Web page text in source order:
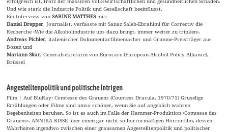
Und wie stark die Industrie Politik und Gesellschaft beeinflusst.
Ein Interview vonSABINE MATTHESmit:
Daniel Drepper, Journalist, verfasste mit Sanaz Saleh-Ebrahimi für Correctiv die
Recherche ›Wie die Alkoholindustrie uns dazu bringt, immer weiter zu trinken‹,
Andreas Pichler, italienischer Dokumentarfilmemacher und Grimme-Preisträger aus
Bozen und
Mariann Skar, Generalsekretärin von Eurocare (European Alcohol Policy Alliance),
Brüssel
Angestelltenpolitik und politische Intrigen
Film | Auf BluRay: Comtesse des Grauens (Countess Dracula, 1970/71) Gruselige
Erzählungen oder Filme sind umso schöner, wenn Sie auf angeblich wahren
Begebenheiten beruhen. So ist es auch im Falle der Hammer-Produktion ›Comtesse des
Grauens‹. ANNIKA RISSE über einen gar nicht so horrormäßigen Horrorfilm, dessen
Wahrheiten irgendwo zwischen einer grausamen Angestelltenpolitik und politischer